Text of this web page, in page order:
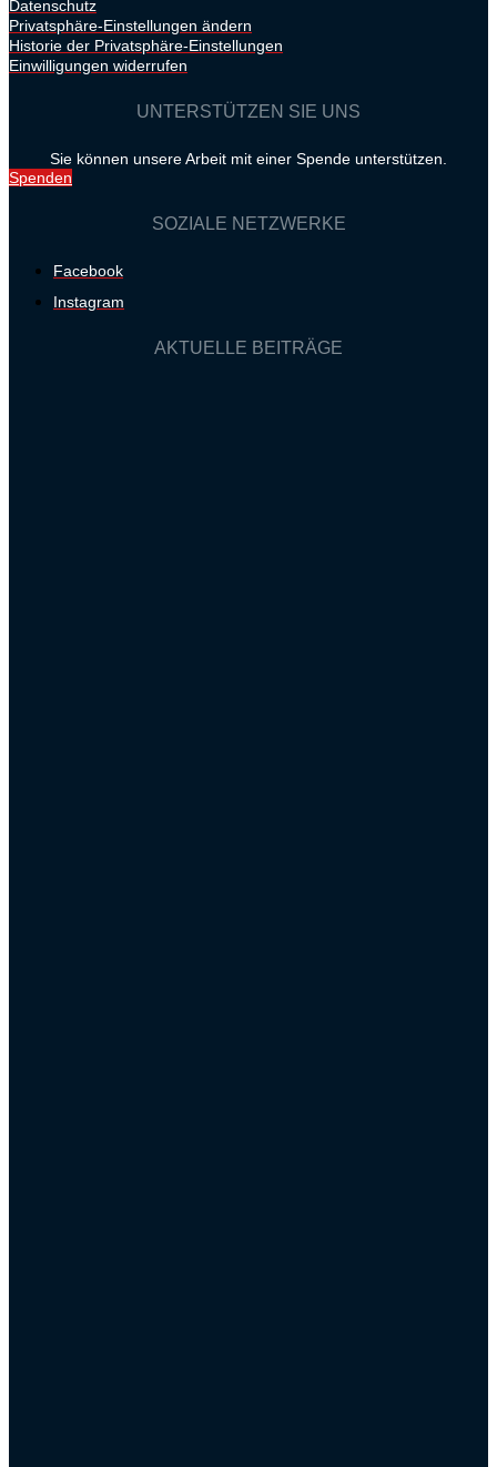
Datenschutz
Privatsphäre-Einstellungen ändern
Historie der Privatsphäre-Einstellungen
Einwilligungen widerrufen
UNTERSTÜTZEN SIE UNS
Sie können unsere Arbeit mit einer Spende unterstützen.
Spenden
SOZIALE NETZWERKE
Facebook
Instagram
AKTUELLE BEITRÄGE